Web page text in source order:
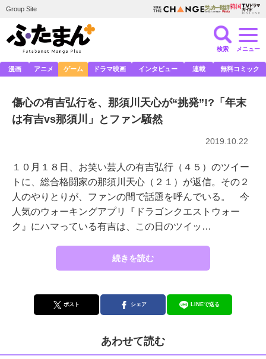
Group Site
検索 メニュー
漫画 アニメ ゲーム ドラマ映画 インタビュー 連載 無料コミック
傷心の有吉弘行を、那須川天心が“挑発”!?「年末
は有吉vs那須川」とファン騒然
2019.10.22
１０月１８日、お笑い芸人の有吉弘行（４５）のツイー
トに、総合格闘家の那須川天心（２１）が返信。その２
人のやりとりが、ファンの間で話題を呼んでいる。 今
人気のウォーキングアプリ『ドラゴンクエストウォー
ク』にハマっている有吉は、この日のツイッ…
続きを読む
ポスト シェア LINEで送る
あわせて読む